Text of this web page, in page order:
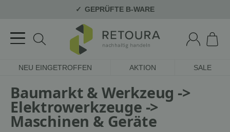
GEPRÜFTE B-WARE
NEU EINGETROFFEN AKTION SALE
Baumarkt & Werkzeug ->
Elektrowerkzeuge ->
Maschinen & Geräte